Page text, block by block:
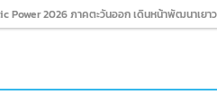
Power 2026 ภาคตะวันออก เดินหน้าพัฒนาเยา